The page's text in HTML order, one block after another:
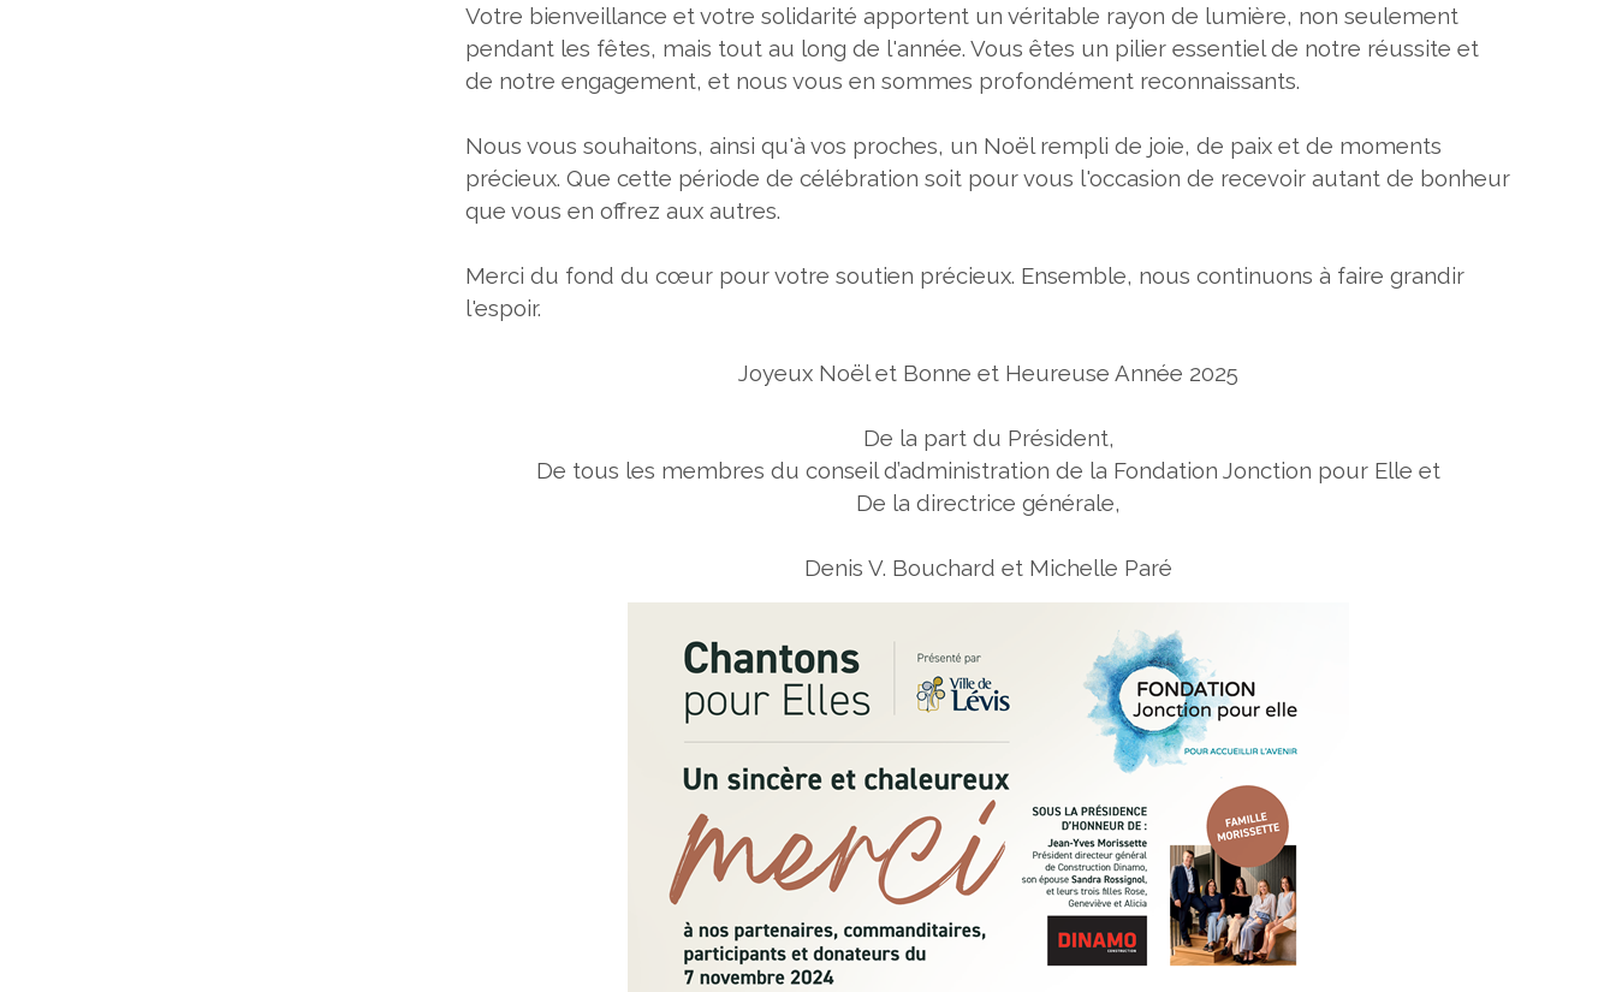
Votre bienveillance et votre solidarité apportent un véritable rayon de lumière, non seulement
pendant les fêtes, mais tout au long de l'année. Vous êtes un pilier essentiel de notre réussite et
de notre engagement, et nous vous en sommes profondément reconnaissants.
Nous vous souhaitons, ainsi qu'à vos proches, un Noël rempli de joie, de paix et de moments
précieux. Que cette période de célébration soit pour vous l'occasion de recevoir autant de bonheur
que vous en offrez aux autres.
Merci du fond du cœur pour votre soutien précieux. Ensemble, nous continuons à faire grandir
l'espoir.
Joyeux Noël et Bonne et Heureuse Année 2025
De la part du Président,
De tous les membres du conseil d’administration de la Fondation Jonction pour Elle et
De la directrice générale,
Denis V. Bouchard et Michelle Paré